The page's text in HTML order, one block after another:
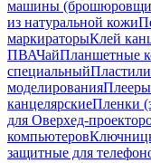
машины
из натуральной кожи
маркираторыКлей
ПВАЧайПланшетные
специальный
моделирования
канцелярскиеПленки
для Оверхед-
компьютеров
защитные для